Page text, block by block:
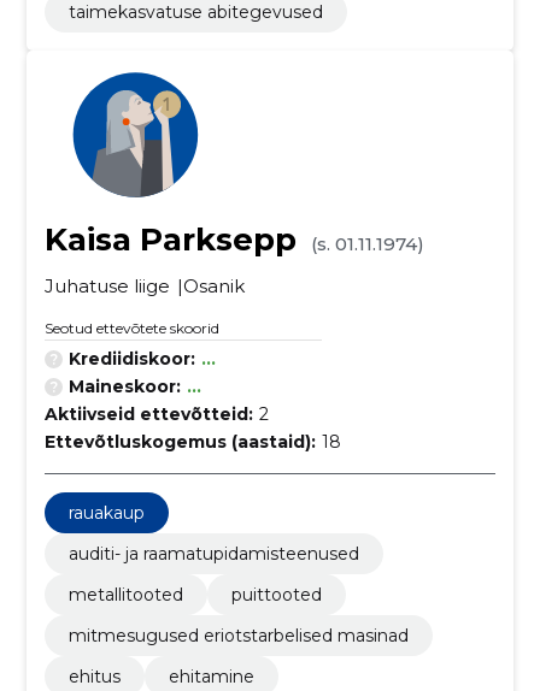
taimekasvatuse abitegevused
Kaisa Parksepp
(s. 01.11.1974)
Juhatuse liige
Osanik
Seotud ettevõtete skoorid
Krediidiskoor: ...
Maineskoor: ...
Aktiivseid ettevõtteid: 2
Ettevõtluskogemus (aastaid): 18
rauakaup
auditi- ja raamatupidamisteenused
metallitooted
puittooted
mitmesugused eriotstarbelised masinad
ehitus
ehitamine